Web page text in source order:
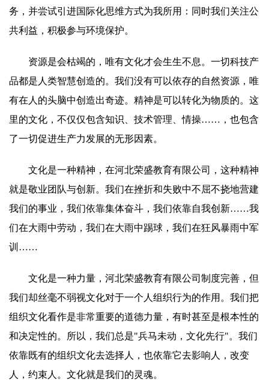
务，并尝试引进国际化思维方式为我所用：同时我们关注公
共利益，积极参与环境保护。
资源是会枯竭的，唯有文化才会生生不息。一切科技产
品都是人类智慧创造的。我们没有可以依存的自然资源，唯
有在人的头脑中创造出奇迹。精神是可以转化为物质的。这
里的文化，不仅仅包含知识、技术管理、情操……，也包含
了一切促进生产力发展的无形因素。
文化是一种精神，在河北荣盛教育有限公司，这种精神
就是敬业团队与创新。我们在挫折和失败中不屈不挠地营建
我们的事业，我们依靠集体奋斗，我们依靠自我创新……我
们在大雨中劳动，我们在大雨中踢球，我们在狂风暴雨中军
训……
文化是一种力量，河北荣盛教育有限公司制度完善，但
我们却丝毫不弱视文化对于一个人组织行为的作用。我们把
组织文化看作是非常重要的道德力量，有时甚至是根本性的
和决定性的。所以，我们总是"兵马未动，文化先行"。我们
依靠既有的组织文化去选择人，也依靠它去影响人，改变
人，约束人。文化就是我们的灵魂。